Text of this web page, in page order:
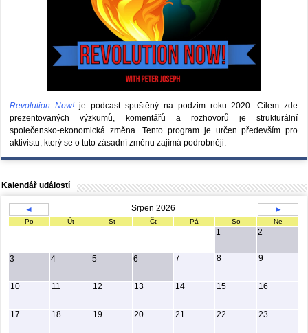
Revolution Now! je podcast spuštěný na podzim roku 2020.Cílem zde
prezentovaných výzkumů, komentářů a rozhovorů je strukturální
společensko-ekonomická změna. Tento program je určen především pro
aktivistu, který se o tuto zásadní změnu zajímá podrobněji.
Kalendář událostí
◄ Srpen 2026 ►
Po Út St Čt Pá So Ne
1 2
3 4 5 6 7 8 9
10 11 12 13 14 15 16
17 18 19 20 21 22 23